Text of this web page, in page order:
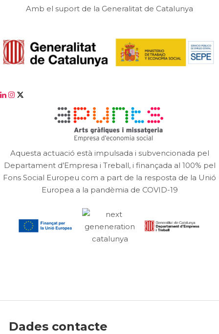
Amb el suport de la Generalitat de Catalunya
Aquesta actuació està impulsada i subvencionada pel
Departament d’Empresa i Treball, i finançada al 100% pel
Fons Social Europeu com a part de la resposta de la Unió
Europea a la pandèmia de COVID-19
Dades contacte